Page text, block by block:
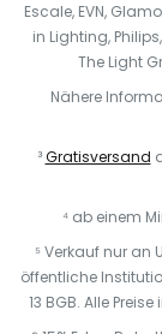
Escale, EVN,
in Lighting,
The Light
Nähere
³Gratisversand
⁴ ab einem
⁵ Verkauf nur an
öffentliche
13 BGB. Alle